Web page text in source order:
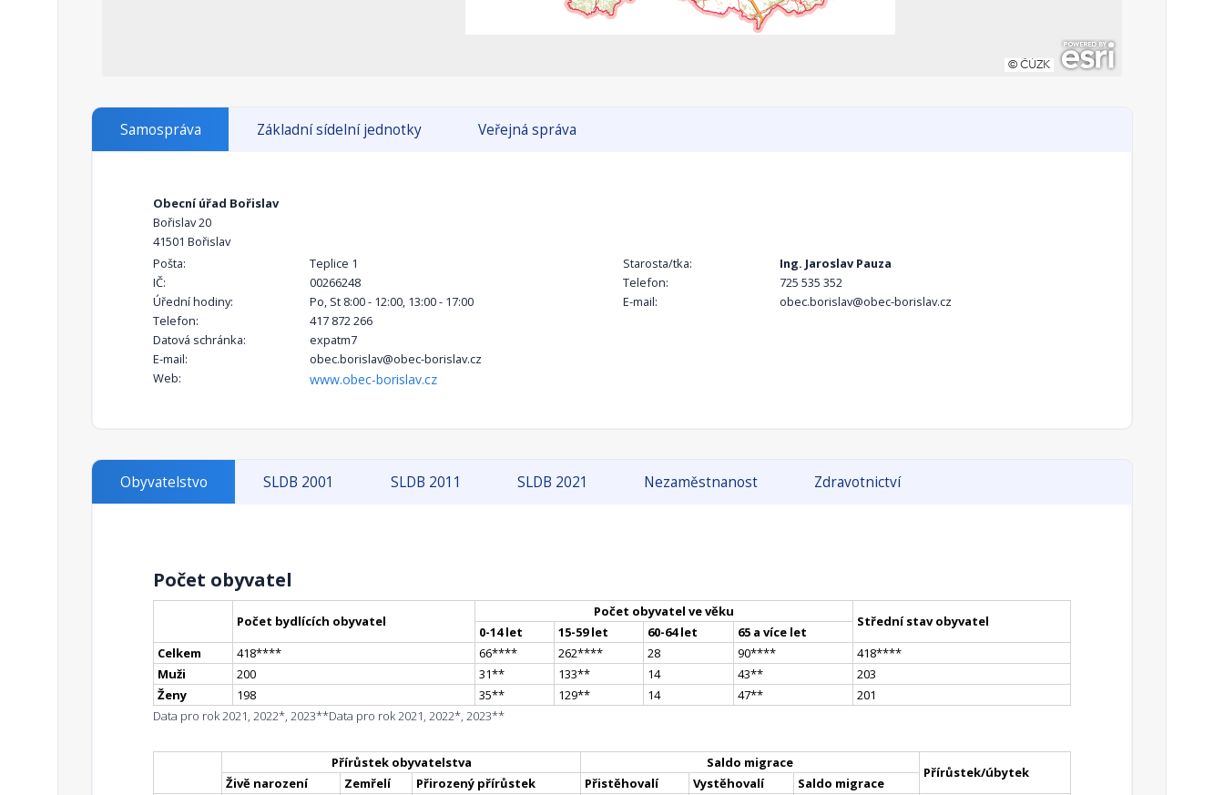
Samospráva Základní sídelní jednotky Veřejná správa
Obecní úřad Bořislav
Bořislav 20
41501 Bořislav
Pošta:
Teplice 1
IČ:
00266248
Úřední hodiny:
Po, St 8:00 - 12:00, 13:00 - 17:00
Telefon:
417 872 266
Datová schránka:
expatm7
E-mail:
obec.borislav@obec-borislav.cz
Web:
www.obec-borislav.cz
Starosta/tka:
Ing. Jaroslav Pauza
Telefon:
725 535 352
E-mail:
obec.borislav@obec-borislav.cz
Obyvatelstvo SLDB 2001 SLDB 2011 SLDB 2021 Nezaměstnanost Zdravotnictví
Počet obyvatel
Počet bydlících obyvatel
Počet obyvatel ve věku
Střední stav obyvatel
0-14 let 15-59 let 60-64 let
65 a více let
Celkem
418**** 66**** 262**** 28 90**** 418****
Muži
200 31** 133** 14 43**
203
Ženy
198 35** 129** 14 47**
201
Data pro rok 2021, 2022*, 2023**Data pro rok 2021, 2022*, 2023**
Přírůstek obyvatelstva Saldo migrace
Přírůstek/úbytek
Živě narození Zemřelí Přirozený přírůstek Přistěhovalí Vystěhovalí
Saldo migrace